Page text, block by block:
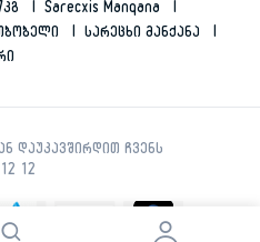
Sarecxis Manqana
Სარეცხი Მანქანა